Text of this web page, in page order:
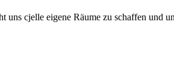
cjelle eigene Räume zu schaffen und